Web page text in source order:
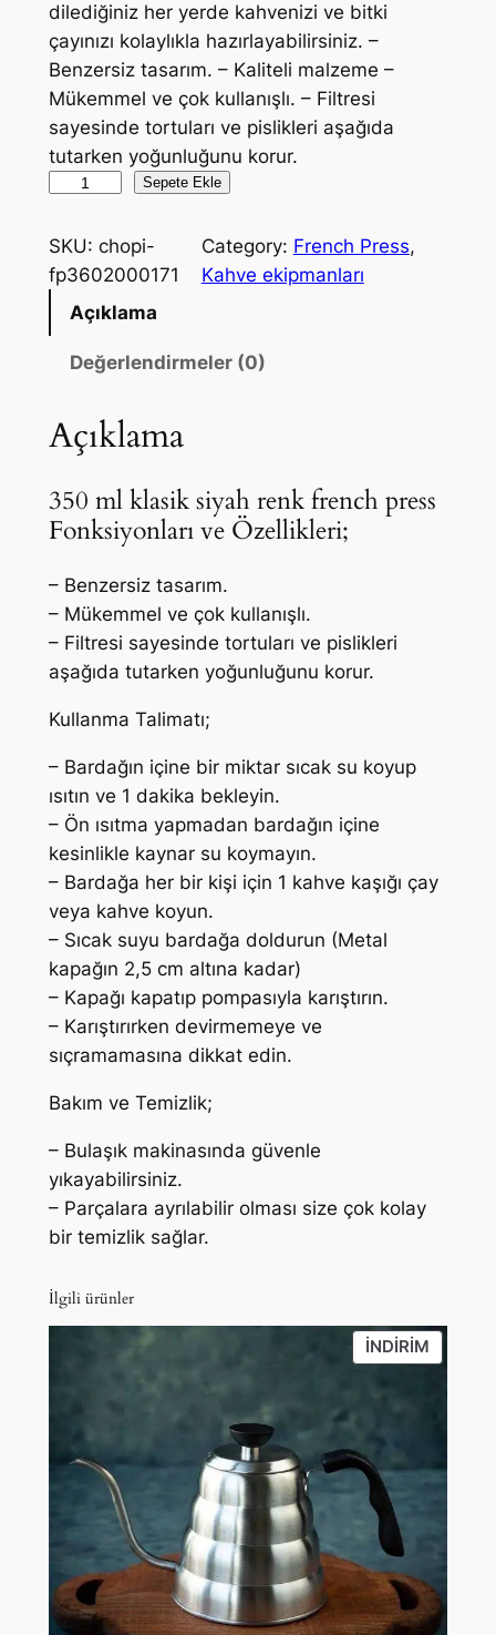
dilediğiniz her yerde kahvenizi ve bitki
çayınızı kolaylıkla hazırlayabilirsiniz. –
Benzersiz tasarım. – Kaliteli malzeme –
Mükemmel ve çok kullanışlı. – Filtresi
sayesinde tortuları ve pislikleri aşağıda
tutarken yoğunluğunu korur.
e
n
s
3
5
m
l
–
S
y
a
h
r
e
n
k
a
d
e
t
Sepete Ekle
SKU: chopi-
fp3602000171
Category: French Press
Kahve ekipmanları
Açıklama
Değerlendirmeler (0)
Açıklama
350 ml klasik siyah renk french press
Fonksiyonları ve Özellikleri;
– Benzersiz tasarım.
– Mükemmel ve çok kullanışlı.
– Filtresi sayesinde tortuları ve pislikleri
aşağıda tutarken yoğunluğunu korur.
Kullanma Talimatı;
– Bardağın içine bir miktar sıcak su koyup
ısıtın ve 1 dakika bekleyin.
– Ön ısıtma yapmadan bardağın içine
kesinlikle kaynar su koymayın.
– Bardağa her bir kişi için 1 kahve kaşığı çay
veya kahve koyun.
– Sıcak suyu bardağa doldurun (Metal
kapağın 2,5 cm altına kadar)
– Kapağı kapatıp pompasıyla karıştırın.
– Karıştırırken devirmemeye ve
sıçramamasına dikkat edin.
Bakım ve Temizlik;
– Bulaşık makinasında güvenle
yıkayabilirsiniz.
– Parçalara ayrılabilir olması size çok kolay
bir temizlik sağlar.
İlgili ürünler
İNDIRIM
ÜRÜN